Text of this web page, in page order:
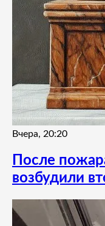
Вчера, 20:20
После
возбудили